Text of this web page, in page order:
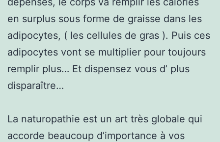
en surplus sous forme de graisse dans les
adipocytes, ( les cellules de gras ). Puis ces
adipocytes vont se multiplier pour toujours
remplir plus… Et dispensez vous d’ plus
disparaître…
La naturopathie est un art très globale qui
accorde beaucoup d’importance à vos